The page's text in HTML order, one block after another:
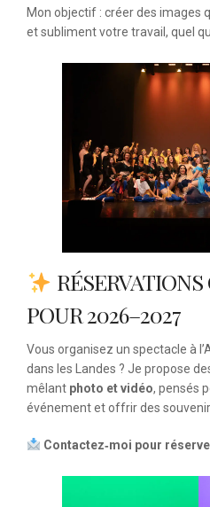
Mon objectif : créer des images
et subliment votre travail, quel
POUR 2026–2027
Vous organisez un spectacle à
dans les Landes ? Je propose
mêlant photo et vidéo, pensés
événement et offrir des
Contactez‑moi pour